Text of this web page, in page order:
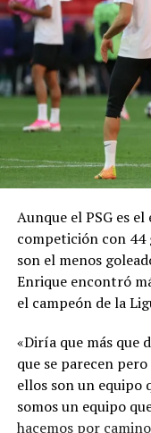
Aunque el PSG es
competición con 44
son el menos
Enrique encontró
el campeón de la
«Diría que más que
que se parecen
ellos son un equipo
somos un equipo
hacemos por